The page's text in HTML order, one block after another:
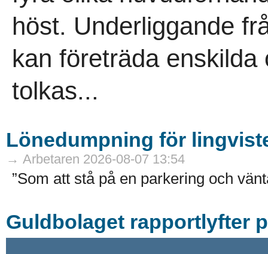
höst. Underliggande
kan företräda
tolkas...
Lönedumpning för
→ Arbetaren 2026-08-07 13:54
”Som att stå på en parkering och
Guldbolaget rapportlyfter